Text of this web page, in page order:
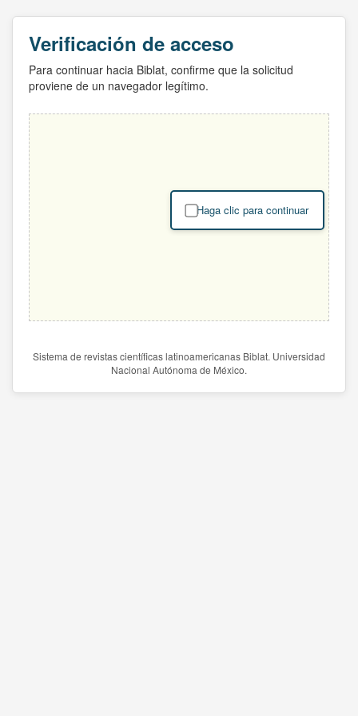
Verificación de acceso
Para continuar hacia Biblat, confirme que la solicitud
proviene de un navegador legítimo.
Haga clic para continuar
Sistema de revistas científicas latinoamericanas Biblat. Universidad
Nacional Autónoma de México.